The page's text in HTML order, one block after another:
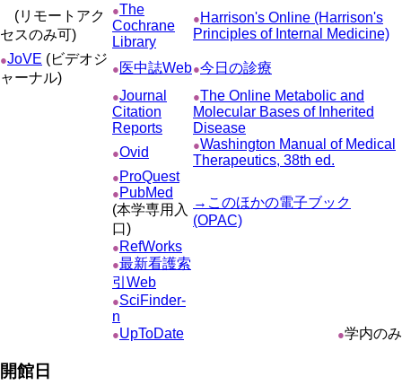
(リモートアク
セスのみ可)
●The
Cochrane
Library
● Harrison's Online (Harrison's
Principles of Internal Medicine)
●JoVE (ビデオジ
ャーナル)
● 医中誌Web●今日の診療
●Journal
Citation
Reports
●The Online Metabolic and
Molecular Bases of Inherited
Disease
●Ovid ●Washington Manual of Medical
Therapeutics, 38th ed.
● ProQuest
● PubMed
(本学専用入
口)
→このほかの電子ブック
(OPAC)
● RefWorks
●最新看護索
引Web
●SciFinder-
n
●UpToDate ●学内のみ
開館日